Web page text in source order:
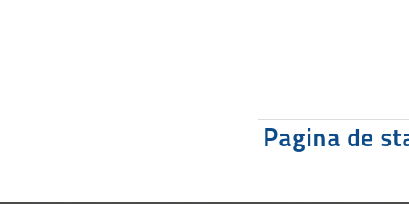
Pagina de